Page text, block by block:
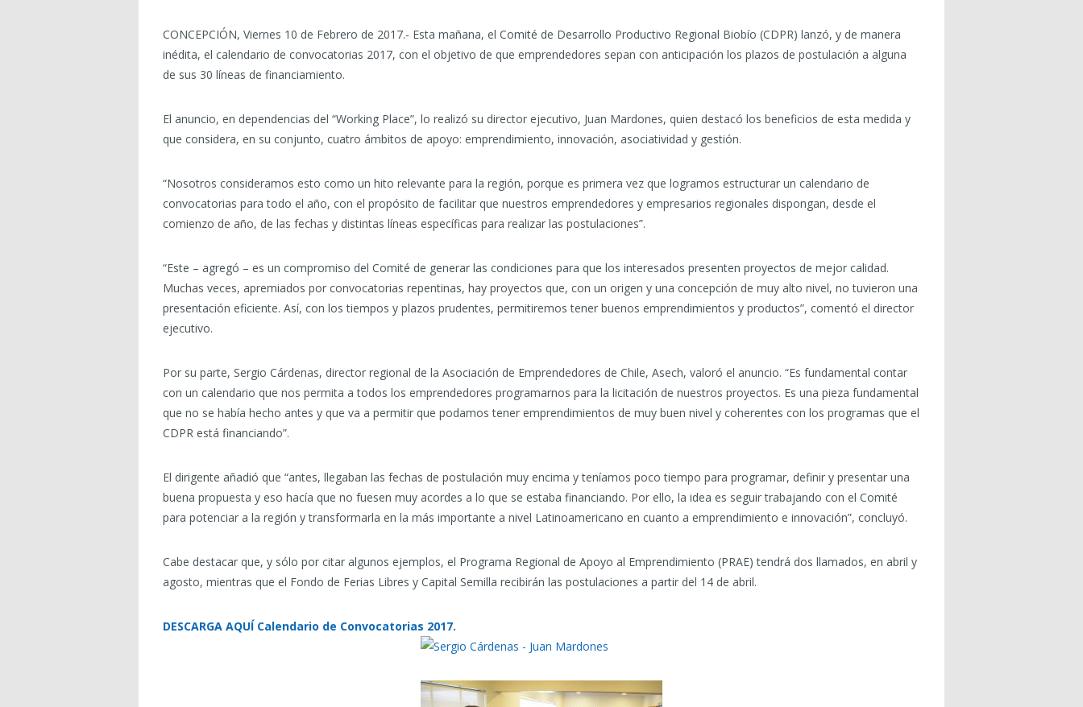
CONCEPCIÓN, Viernes 10 de Febrero de 2017.- Esta mañana, el Comité de Desarrollo Productivo Regional Biobío (CDPR) lanzó, y de manera
inédita, el calendario de convocatorias 2017, con el objetivo de que emprendedores sepan con anticipación los plazos de postulación a alguna
de sus 30 líneas de financiamiento.
El anuncio, en dependencias del “Working Place”, lo realizó su director ejecutivo, Juan Mardones, quien destacó los beneficios de esta medida y
que considera, en su conjunto, cuatro ámbitos de apoyo: emprendimiento, innovación, asociatividad y gestión.
“Nosotros consideramos esto como un hito relevante para la región, porque es primera vez que logramos estructurar un calendario de
convocatorias para todo el año, con el propósito de facilitar que nuestros emprendedores y empresarios regionales dispongan, desde el
comienzo de año, de las fechas y distintas líneas específicas para realizar las postulaciones”.
“Este – agregó – es un compromiso del Comité de generar las condiciones para que los interesados presenten proyectos de mejor calidad.
Muchas veces, apremiados por convocatorias repentinas, hay proyectos que, con un origen y una concepción de muy alto nivel, no tuvieron una
presentación eficiente. Así, con los tiempos y plazos prudentes, permitiremos tener buenos emprendimientos y productos”, comentó el director
ejecutivo.
Por su parte, Sergio Cárdenas, director regional de la Asociación de Emprendedores de Chile, Asech, valoró el anuncio. “Es fundamental contar
con un calendario que nos permita a todos los emprendedores programarnos para la licitación de nuestros proyectos. Es una pieza fundamental
que no se había hecho antes y que va a permitir que podamos tener emprendimientos de muy buen nivel y coherentes con los programas que el
CDPR está financiando”.
El dirigente añadió que “antes, llegaban las fechas de postulación muy encima y teníamos poco tiempo para programar, definir y presentar una
buena propuesta y eso hacía que no fuesen muy acordes a lo que se estaba financiando. Por ello, la idea es seguir trabajando con el Comité
para potenciar a la región y transformarla en la más importante a nivel Latinoamericano en cuanto a emprendimiento e innovación”, concluyó.
Cabe destacar que, y sólo por citar algunos ejemplos, el Programa Regional de Apoyo al Emprendimiento (PRAE) tendrá dos llamados, en abril y
agosto, mientras que el Fondo de Ferias Libres y Capital Semilla recibirán las postulaciones a partir del 14 de abril.
DESCARGA AQUÍ Calendario de Convocatorias 2017.